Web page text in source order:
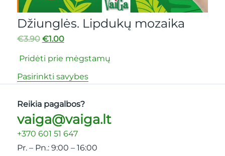
Džiunglės. Lipdukų mozaika
€3.90 €1.00
Pridėti prie mėgstamų
Pasirinkti savybes
Reikia pagalbos?
vaiga@vaiga.lt
+370 601 51 647
Pr. – Pn.: 9:00 – 16:00